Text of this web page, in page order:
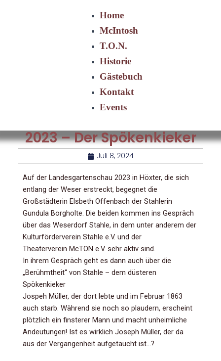
Home
McIntosh
T.O.N.
Historie
Gästebuch
Kontakt
Events
2023 – Der Spökenkieker
Juli 8, 2024
Auf der Landesgartenschau 2023 in Höxter, die sich
entlang der Weser erstreckt, begegnet die
Großstädterin Elsbeth Offenbach der Stahlerin
Gundula Borgholte. Die beiden kommen ins Gespräch
über das Weserdorf Stahle, in dem unter anderem der
Kulturförderverein Stahle e.V. und der
Theaterverein McTON e.V. sehr aktiv sind.
In ihrem Gespräch geht es dann auch über die
„Berühmtheit“ von Stahle – dem düsteren
Spökenkieker
Jospeh Müller, der dort lebte und im Februar 1863
auch starb. Während sie noch so plaudern, erscheint
plötzlich ein finsterer Mann und macht unheimliche
Andeutungen! Ist es wirklich Joseph Müller, der da
aus der Vergangenheit aufgetaucht ist…?